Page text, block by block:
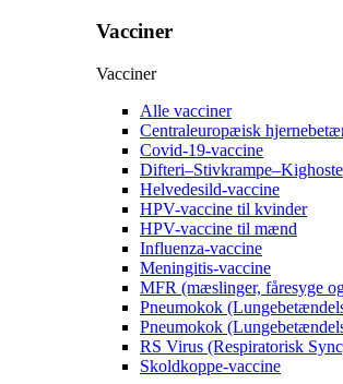
Vacciner
Vacciner
Alle vacciner
Centraleuropæisk
Covid-19-vaccine
Difteri–Stivkrampe–Kighoste
Helvedesild-vaccine
HPV-vaccine til kvinder
HPV-vaccine til mænd
Influenza-vaccine
Meningitis-vaccine
MFR (mæslinger, fåresyge
Pneumokok
Pneumokok
RS Virus (Respiratorisk
Skoldkoppe-vaccine